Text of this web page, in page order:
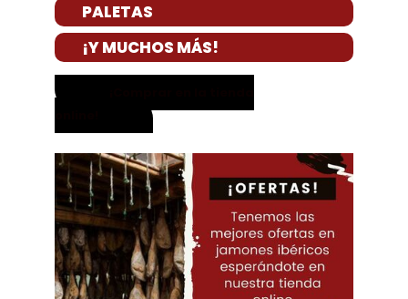
PALETAS
¡Y MUCHOS MÁS!